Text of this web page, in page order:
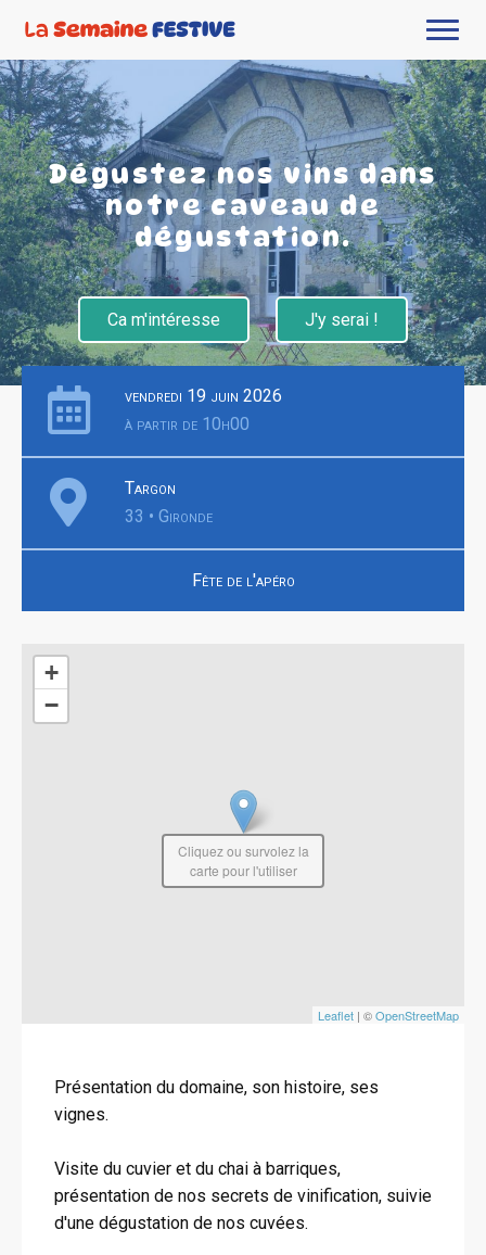
Dégustez nos vins dans
notre caveau de
dégustation.
Ca m'intéresse J'y serai !
vendredi 19 juin 2026
à partir de 10h00
Targon
33 • Gironde
Fête de l'apéro
+
−
Leaflet | ©OpenStreetMap
Cliquez ou survolez la
carte pour l'utiliser
Présentation du domaine, son histoire, ses
vignes.
Visite du cuvier et du chai à barriques,
présentation de nos secrets de vinification, suivie
d'une dégustation de nos cuvées.